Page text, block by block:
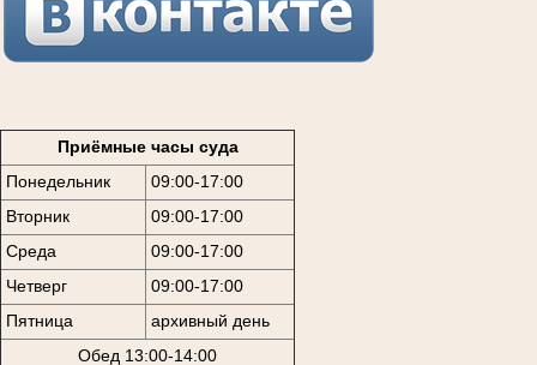
Приёмные часы суда
Понедельник
09:00-17:00
Вторник
09:00-17:00
Среда
09:00-17:00
Четверг
09:00-17:00
Пятница
архивный день
Обед 13:00-14:00